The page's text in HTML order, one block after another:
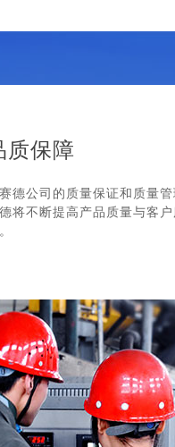
质保障
德公司的质量保证和质量
将不断提高产品质量与客